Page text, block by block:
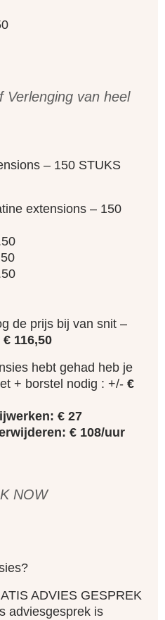
Verlenging van heel
– 150 STUKS
extensions – 150
de prijs bij van snit –
€ 116,50
hebt gehad heb je
+ borstel nodig : +/- €
€ 27
€ 108/uur
NOW
ADVIES GESPREK
adviesgesprek is